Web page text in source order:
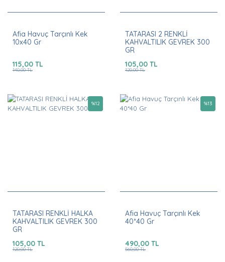
Afia Havuç Tarçınlı Kek
10x40 Gr
115,00 TL
140,00 TL
TATARASI 2 RENKLİ
KAHVALTILIK GEVREK 300
GR
105,00 TL
120,00 TL
TATARASI RENKLİ HALKA
KAHVALTILIK GEVREK 300
GR
%12
105,00 TL
120,00 TL
Afia Havuç Tarçınlı Kek
40*40 Gr
%13
490,00 TL
560,00 TL